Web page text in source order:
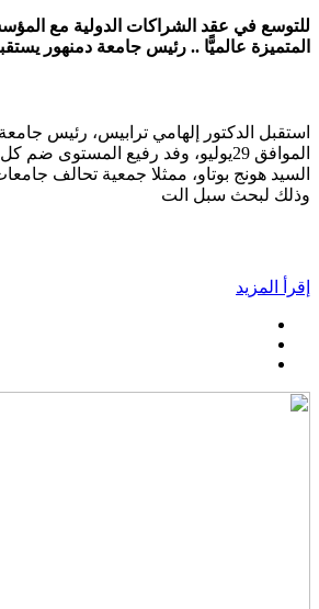
للتوسع في عقد الشراكات الدولية مع
المتميزة عالميًّا .. رئيس جامعة دمنهور
استقبل الدكتور إلهامي ترابيس، رئيس جامعة
الموافق 29يوليو، وفد رفيع المستوى
السيد هونج بوتاو، ممثلا جمعية تحالف
وذلك لبحث سبل الت
إقرأ المزيد